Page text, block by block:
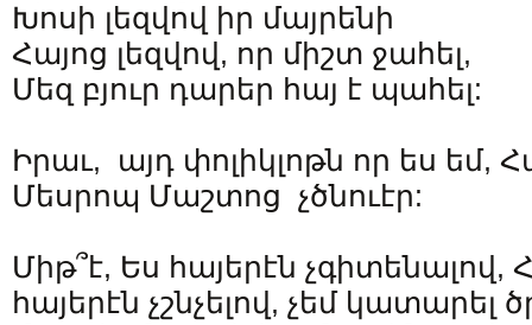
Խոսի լեզվով իր մայրենի
Հայոց լեզվով, որ միշտ ջահել,
Մեզ բյուր դարեր հայ է պահել:
Իրաւ, այդ փոլիկլոթն որ ես եմ,
Մեսրոպ Մաշտոց չծնուէր:
Միթ՞է, Ես հայերէն չգիտենալով,
հայերէն չշնչելով, չեմ կատարել